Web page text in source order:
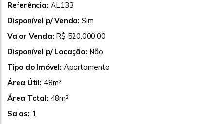
Referência: AL133
Disponível p/ Venda: Sim
Valor Venda: R$ 520.000,00
Disponível p/ Locação: Não
Tipo do Imóvel: Apartamento
Área Útil: 48m²
Área Total: 48m²
Salas: 1